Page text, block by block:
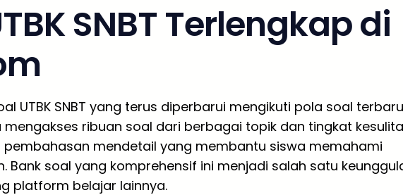
SNBT Terlengkap di
UTBK SNBT yang terus diperbarui mengikuti pola soal
mengakses ribuan soal dari berbagai topik dan tingkat
pembahasan mendetail yang membantu siswa memahami
Bank soal yang komprehensif ini menjadi salah satu
platform belajar lainnya.